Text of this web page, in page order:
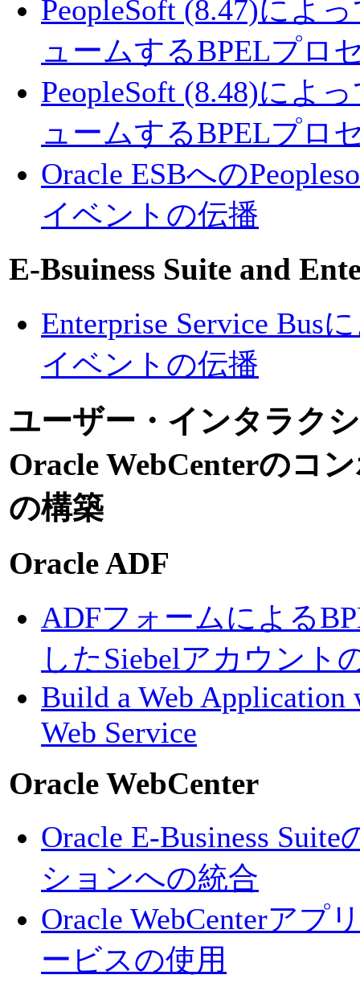
PeopleSoft (8.47)によ
ュームするBPELプロ
PeopleSoft (8.48)によ
ュームするBPELプロ
Oracle ESBへの
イベントの伝播
E-Bsuiness Suite and
Enterprise Service Bus
イベントの伝播
ユーザー・インタラク
Oracle WebCenterのコ
の構築
Oracle ADF
ADFフォームによる
したSiebelアカウント
Build a Web Application
Web Service
Oracle WebCenter
Oracle E-Business
ションへの統合
Oracle WebCenterアプ
ービスの使用